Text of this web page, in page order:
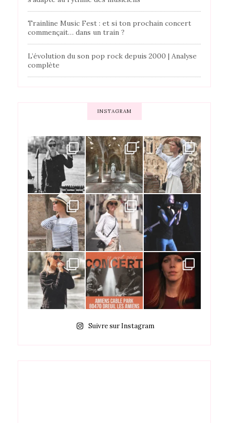
Trainline Music Fest : et si ton prochain concert
commençait… dans un train ?
L’évolution du son pop rock depuis 2000 | Analyse
complète
INSTAGRAM
Suivre sur Instagram